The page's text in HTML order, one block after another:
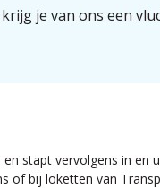
je van ons een
stapt vervolgens in
of bij loketten van